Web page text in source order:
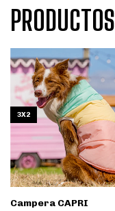
3X2
Campera CAPRI